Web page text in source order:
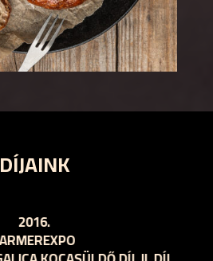
DÍJAINK
2015 – ORSZÁGOS
II. TERMÉKDÍJ